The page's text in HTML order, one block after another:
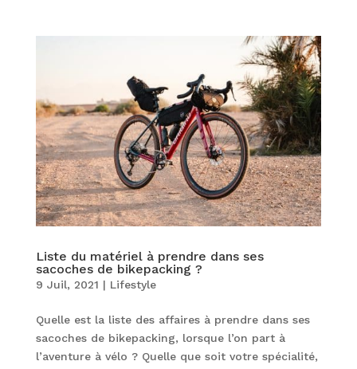
Liste du matériel à prendre dans ses
sacoches de bikepacking ?
9 Juil, 2021 | Lifestyle
Quelle est la liste des affaires à prendre dans ses
sacoches de bikepacking, lorsque l’on part à
l’aventure à vélo ? Quelle que soit votre spécialité,